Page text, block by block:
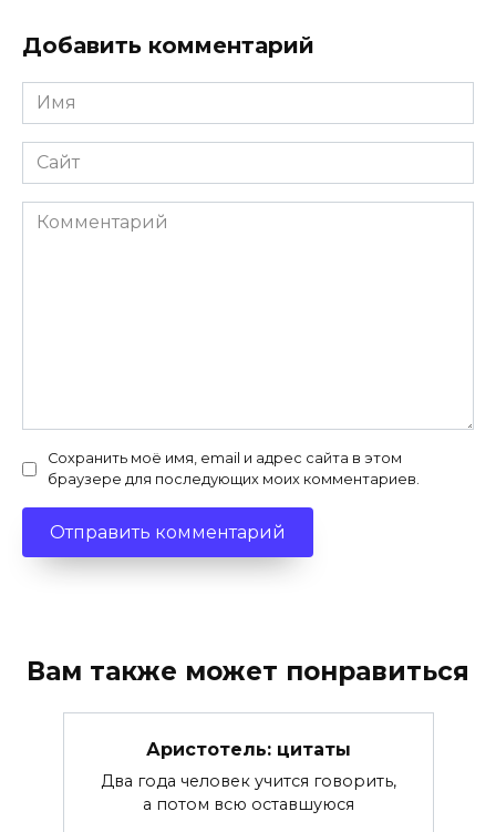
Добавить комментарий
Имя
*
Сайт
Комментарий
Сохранить моё имя, email и адрес сайта в этом
браузере для последующих моих комментариев.
Вам также может понравиться
Аристотель: цитаты
Два года человек учится говорить,
а потом всю оставшуюся